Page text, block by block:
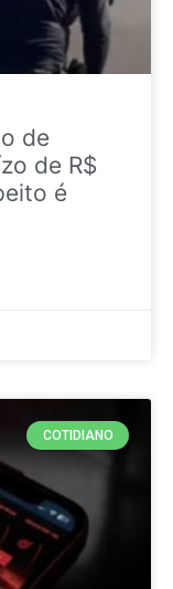
de
de R$
é
COTIDIANO